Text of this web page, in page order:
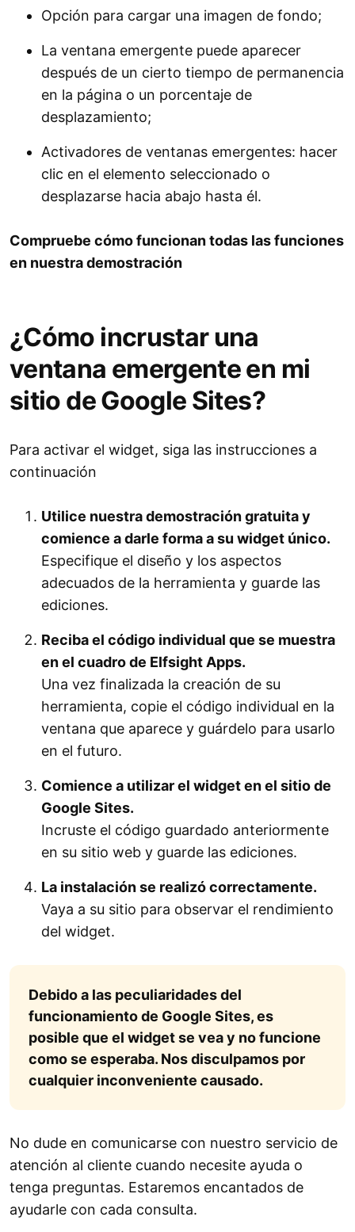
Opción para cargar una imagen de fondo;
La ventana emergente puede aparecer
después de un cierto tiempo de permanencia
en la página o un porcentaje de
desplazamiento;
Activadores de ventanas emergentes: hacer
clic en el elemento seleccionado o
desplazarse hacia abajo hasta él.
Compruebe cómo funcionan todas las funciones
en nuestra demostración
¿Cómo incrustar una
ventana emergente en mi
sitio de Google Sites?
Para activar el widget, siga las instrucciones a
continuación
Utilice nuestra demostración gratuita y
comience a darle forma a su widget único.
Especifique el diseño y los aspectos
adecuados de la herramienta y guarde las
ediciones.
Reciba el código individual que se muestra
en el cuadro de Elfsight Apps.
Una vez finalizada la creación de su
herramienta, copie el código individual en la
ventana que aparece y guárdelo para usarlo
en el futuro.
Comience a utilizar el widget en el sitio de
Google Sites.
Incruste el código guardado anteriormente
en su sitio web y guarde las ediciones.
La instalación se realizó correctamente.
Vaya a su sitio para observar el rendimiento
del widget.
Debido a las peculiaridades del
funcionamiento de Google Sites, es
posible que el widget se vea y no funcione
como se esperaba. Nos disculpamos por
cualquier inconveniente causado.
No dude en comunicarse con nuestro servicio de
atención al cliente cuando necesite ayuda o
tenga preguntas. Estaremos encantados de
ayudarle con cada consulta.